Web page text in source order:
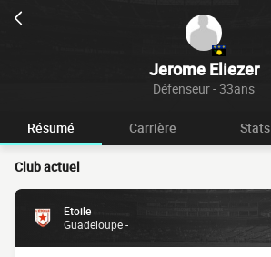
Jerome Eliezer
Défenseur - 33ans
Résumé Carrière Stats
Club actuel
Etoile
Guadeloupe -